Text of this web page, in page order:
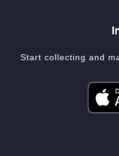
Start collecting and